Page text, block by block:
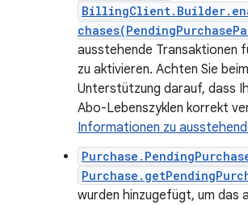
ausstehende Transaktionen
zu aktivieren. Achten Sie
Unterstützung darauf, dass
Abo-Lebenszyklen korrekt
Informationen zu
wurden hinzugefügt, um das